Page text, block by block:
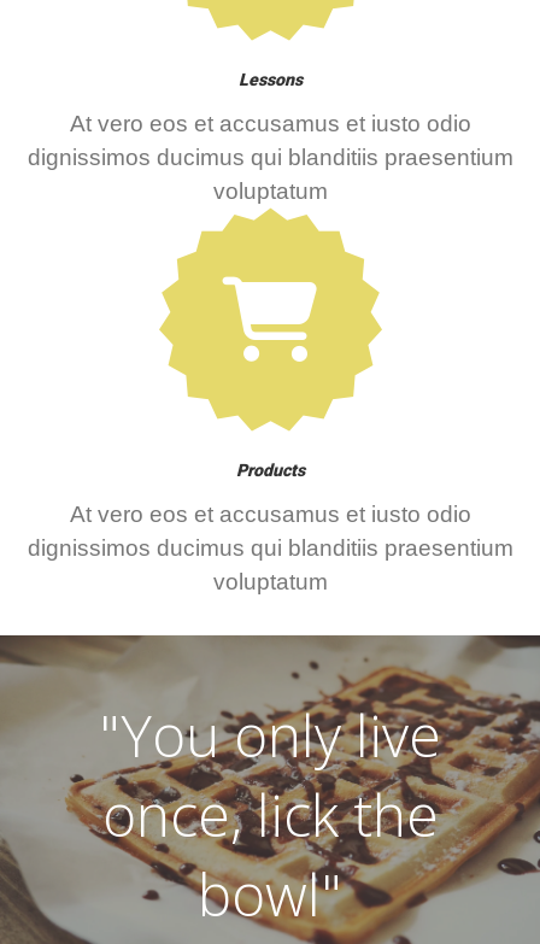
Lessons
At vero eos et accusamus et iusto odio
dignissimos ducimus qui blanditiis praesentium
voluptatum
Products
At vero eos et accusamus et iusto odio
dignissimos ducimus qui blanditiis praesentium
voluptatum
"You only live
once, lick the
bowl"